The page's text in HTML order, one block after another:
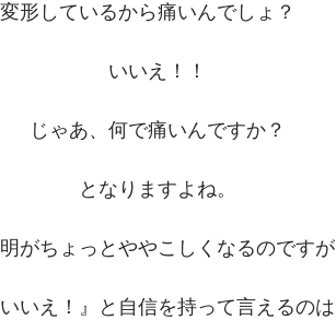
変形しているから痛いんでしょ？
いいえ！！
じゃあ、何で痛いんですか？
となりますよね。
がちょっとややこしくなるのですが
いいえ！』と自信を持って言えるのは